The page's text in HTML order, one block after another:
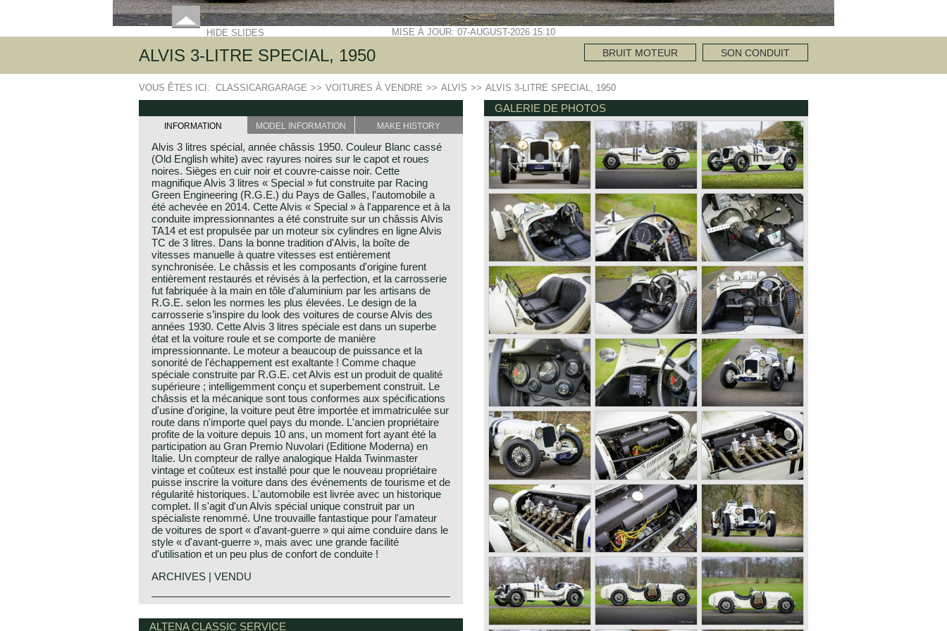
HIDE SLIDES MISE À JOUR: 07-AUGUST-2026 15:10
ALVIS 3-LITRE SPECIAL, 1950 BRUIT MOTEUR SON CONDUIT
VOUS ÊTES ICI: CLASSICARGARAGE >> VOITURES À VENDRE >> ALVIS >> ALVIS 3-LITRE SPECIAL, 1950
INFORMATION MODEL INFORMATION MAKE HISTORY
Alvis 3 litres spécial, année châssis 1950. Couleur Blanc cassé
(Old English white) avec rayures noires sur le capot et roues
noires. Sièges en cuir noir et couvre-caisse noir. Cette
magnifique Alvis 3 litres « Special » fut construite par Racing
Green Engineering (R.G.E.) du Pays de Galles, l'automobile a
été achevée en 2014. Cette Alvis « Special » à l'apparence et à la
conduite impressionnantes a été construite sur un châssis Alvis
TA14 et est propulsée par un moteur six cylindres en ligne Alvis
TC de 3 litres. Dans la bonne tradition d'Alvis, la boîte de
vitesses manuelle à quatre vitesses est entièrement
synchronisée. Le châssis et les composants d'origine furent
entièrement restaurés et révisés à la perfection, et la carrosserie
fut fabriquée à la main en tôle d'aluminium par les artisans de
R.G.E. selon les normes les plus élevées. Le design de la
carrosserie s’inspire du look des voitures de course Alvis des
années 1930. Cette Alvis 3 litres spéciale est dans un superbe
état et la voiture roule et se comporte de manière
impressionnante. Le moteur a beaucoup de puissance et la
sonorité de l'échappement est exaltante ! Comme chaque
spéciale construite par R.G.E. cet Alvis est un produit de qualité
supérieure ; intelligemment conçu et superbement construit. Le
châssis et la mécanique sont tous conformes aux spécifications
d'usine d'origine, la voiture peut être importée et immatriculée sur
route dans n'importe quel pays du monde. L'ancien propriétaire
profite de la voiture depuis 10 ans, un moment fort ayant été la
participation au Gran Premio Nuvolari (Editione Moderna) en
Italie. Un compteur de rallye analogique Halda Twinmaster
vintage et coûteux est installé pour que le nouveau propriétaire
puisse inscrire la voiture dans des événements de tourisme et de
régularité historiques. L'automobile est livrée avec un historique
complet. Il s'agit d'un Alvis spécial unique construit par un
spécialiste renommé. Une trouvaille fantastique pour l'amateur
de voitures de sport « d'avant-guerre » qui aime conduire dans le
style « d'avant-guerre », mais avec une grande facilité
d'utilisation et un peu plus de confort de conduite !
ARCHIVES | VENDU
Alvis history
Alvis was founded by Thomas George John and G.P. de Freville.
ALTENA CLASSIC SERVICE
GALERIE DE PHOTOS